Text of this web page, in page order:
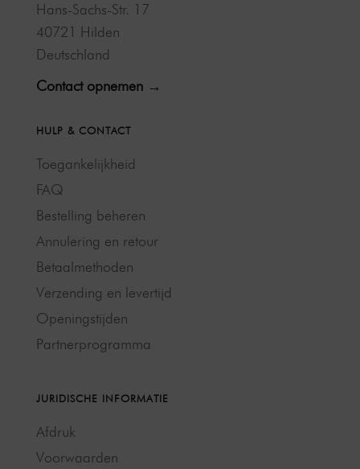
Hans-Sachs-Str. 17
40721 Hilden
Deutschland
Contact opnemen →
HULP & CONTACT
Toegankelijkheid
FAQ
Bestelling beheren
Annulering en retour
Betaalmethoden
Verzending en levertijd
Openingstijden
Partnerprogramma
JURIDISCHE INFORMATIE
Afdruk
Voorwaarden